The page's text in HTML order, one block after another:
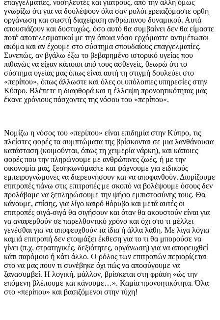
επαγγελματίες, νοσηλευτές και γιατρούς, από την άλλη όμως
γνωρίζω ότι για να δουλέψουν όλα σαν ρολόι χρειαζόμαστε ορθή
οργάνωση και σωστή διαχείριση ανθρώπινου δυναμικού. Αυτά
απουσιάζουν και δυστυχώς, όσο αυτό θα συμβαίνει δεν θα είμαστε
ποτέ αποτελεσματικοί με την όποια νόσο ερχόμαστε αντιμέτωποι
ακόμα και αν έχουμε στο σύστημα σπουδαίους επαγγελματίες.
Συνεπώς, αν βγάλω έξω το βεβαρημένο ιστορικό υγείας που
πιθανώς να είχαν κάποιοι από τους ασθενείς, θεωρώ ότι το
σύστημα υγείας μας όπως είναι αυτή τη στιγμή δουλεύει στο
«περίπου», όπως άλλωστε και όλες οι υπόλοιπες υπηρεσίες στην
Κύπρο. Βλέπετε η διαφθορά και η έλλειψη προνοητικότητας μας
έκανε χρόνιους πάσχοντες της νόσου του «περίπου».
Νομίζω η νόσος του «περίπου» είναι επιδημία στην Κύπρο, τις
πλείστες φορές τα συμπτώματα της βρίσκονται σε μια λανθάνουσα
κατάσταση (κοιμούνται, όπως τη χειμερία νάρκη), και κάποιες
φορές που την πληρώνουμε με ανθρώπινες ζωές, ή με την
οικονομία μας, ξεσηκωνόμαστε και ψάχνουμε για ειδικούς
εμπειρογνώμονες να διερευνήσουν και να αποφανθούν. Διορίζουμε
επιτροπές πάνω στις επιτροπές με σκοπό να βολέψουμε όσους δεν
προλάβαμε να ξεπληρώσουμε την ψήφο εμπιστοσύνης τους. Θα
κάνουμε, επίσης, για λίγο καιρό θόρυβο και μετά αυτές οι
επιτροπές σιγά-σιγά θα σιγήσουν και όταν θα ακουστούν είναι για
να αναφερθούν σε παρελθοντικό χρόνο και όχι στο τι μέλλει
γενέσθαι για να αποφευχθούν τα ίδια ή άλλα λάθη. Με λίγα λόγια
καμιά επιτροπή δεν ετοιμάζει έκθεση για το τι θα μπορούσε να
γίνει (π.χ. στρατηγικές, δεξιότητες, οργάνωση) για να αποφευχθεί
κάτι παρόμοιο ή κάτι άλλο. Ο ρόλος των επιτροπών περιορίζεται
στο να μας πουν τι συνέβηκε όχι πώς να αποφύγουμε να
ξανασυμβεί. Η λογική, μάλλον, βρίσκεται στη φράση «ώς την
επόμενη βλέπουμε και κάνουμε…». Καμία προνοητικότητα. Όλα
στο «περίπου» και βασιζόμενοι στην τύχη!